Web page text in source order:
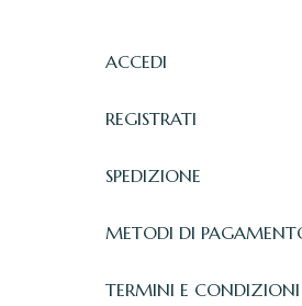
ACCEDI
REGISTRATI
SPEDIZIONE
METODI DI
TERMINI E CONDIZIONI